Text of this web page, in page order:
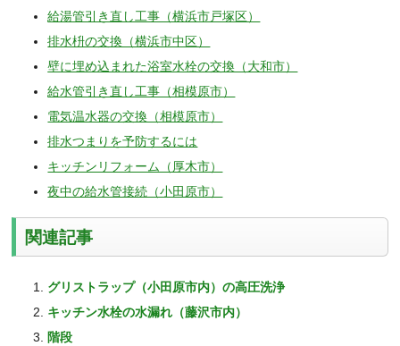
給湯管引き直し工事（横浜市戸塚区）
排水枡の交換（横浜市中区）
壁に埋め込まれた浴室水栓の交換（大和市）
給水管引き直し工事（相模原市）
電気温水器の交換（相模原市）
排水つまりを予防するには
キッチンリフォーム（厚木市）
夜中の給水管接続（小田原市）
関連記事
グリストラップ（小田原市内）の高圧洗浄
キッチン水栓の水漏れ（藤沢市内）
階段